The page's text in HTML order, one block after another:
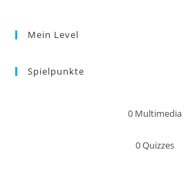
Mein Level
Spielpunkte
0 Multimedia
0Quizzes